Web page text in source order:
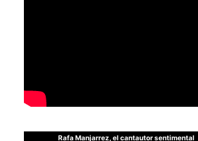
Rafa Manjarrez, el cantautor sentimental